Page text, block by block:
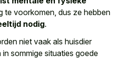
te voorkomen, dus ze hebben
nodig.
niet vaak als huisdier
sommige situaties goede